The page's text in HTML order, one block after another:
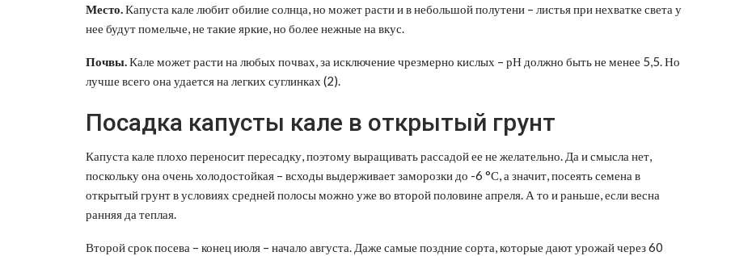
Место.Капуста кале любит обилие солнца, но может расти и в небольшой полутени – листья при нехватке света у
нее будут помельче, не такие яркие, но более нежные на вкус.
Почвы.Кале может расти на любых почвах, за исключение чрезмерно кислых – рН должно быть не менее 5,5. Но
лучше всего она удается на легких суглинках (2).
Посадка капусты кале в открытый грунт
Капуста кале плохо переносит пересадку, поэтому выращивать рассадой ее не желательно. Да и смысла нет,
поскольку она очень холодостойкая – всходы выдерживает заморозки до -6 °С, а значит, посеять семена в
открытый грунт в условиях средней полосы можно уже во второй половине апреля. А то и раньше, если весна
ранняя да теплая.
Второй срок посева – конец июля – начало августа. Даже самые поздние сорта, которые дают урожай через 60